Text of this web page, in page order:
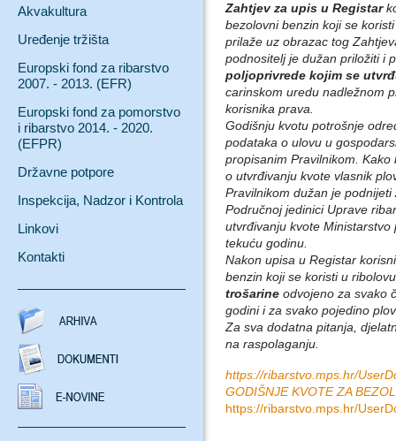
Akvakultura
Uređenje tržišta
Europski fond za ribarstvo
2007. - 2013. (EFR)
Europski fond za pomorstvo
i ribarstvo 2014. - 2020.
(EFPR)
Državne potpore
Inspekcija, Nadzor i Kontrola
Linkovi
Kontakti
Zahtjev za upis u Registar
bezolovni benzin koji se
prilaže uz obrazac tog
podnositelj je dužan priložiti i
poljoprivrede kojim se
carinskom uredu nadležnom
korisnika prava.
Godišnju kvotu potrošnje
podataka o ulovu u
propisanim Pravilnikom.
o utvrđivanju kvote vlasnik
Pravilnikom dužan je podnijeti
Područnoj jedinici Uprave
utvrđivanju kvote
tekuću godinu.
Nakon upisa u Registar
benzin koji se koristi u
trošarine odvojeno za svako
godini i za svako pojedino
Za sva dodatna pitanja,
na raspolaganju.
https://ribarstvo.mps.hr/
GODIŠNJE KVOTE ZA
https://ribarstvo.mps.hr/